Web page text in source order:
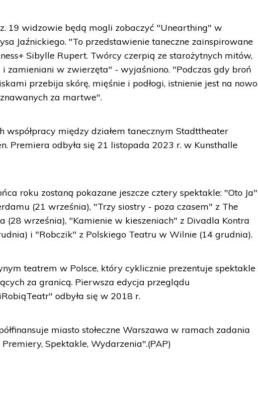
19 widzowie będą mogli zobaczyć "Unearthing" w
Jaźnickiego. "To przedstawienie taneczne zainspirowane
Sibylle Rupert. Twórcy czerpią ze starożytnych mitów,
zamieniani w zwierzęta" - wyjaśniono. "Podczas gdy broń
przebija skórę, mięśnie i podłogi, istnienie jest na nowo
za martwe".
współpracy między działem tanecznym Stadttheater
Premiera odbyła się 21 listopada 2023 r. w Kunsthalle
roku zostaną pokazane jeszcze cztery spektakle: "Oto Ja"
(21 września), "Trzy siostry - poza czasem" z The
(28 września), "Kamienie w kieszeniach" z Divadla Kontra
i "Robczik" z Polskiego Teatru w Wilnie (14 grudnia).
teatrem w Polsce, który cyklicznie prezentuje spektakle
za granicą. Pierwsza edycja przeglądu
odbyła się w 2018 r.
miasto stołeczne Warszawa w ramach zadania
Spektakle, Wydarzenia".(PAP)